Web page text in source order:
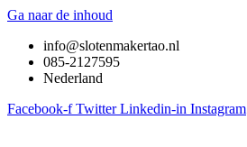
Ga naar de inhoud
info@slotenmakertao.nl
085-2127595
Nederland
Facebook-f Twitter Linkedin-in Instagram